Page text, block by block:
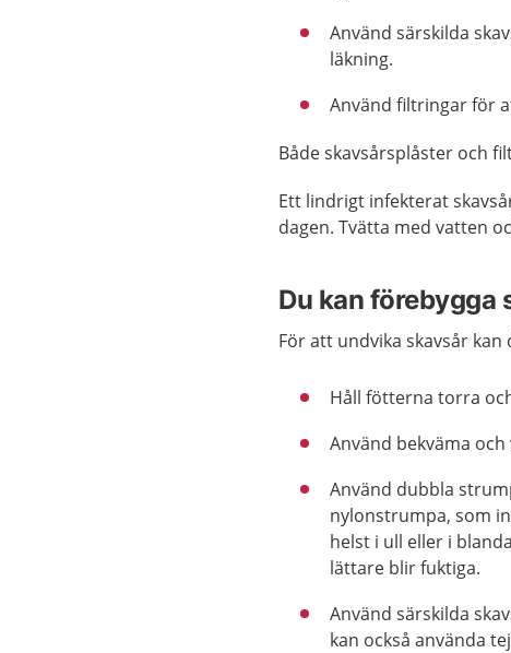
Använd särskilda
läkning.
Använd filtringar för
Både skavsårsplåster och
Ett lindrigt infekterat
dagen. Tvätta med vatten
Du kan förebygga
För att undvika skavsår kan
Håll fötterna torra
Använd bekväma
Använd dubbla
nylonstrumpa, som
helst i ull eller i
lättare blir fuktiga.
Använd särskilda
kan också använda